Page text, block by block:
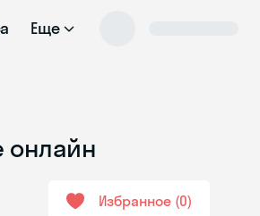
Еще
онлайн
Избранное 0